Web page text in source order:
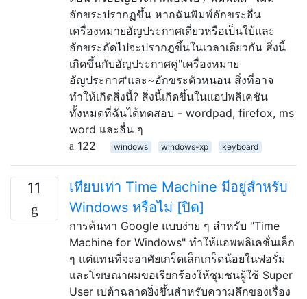
อักขระปรากฏขึ้น หากฉันพิมพ์อักขระอื่น
เครื่องหมายอัญประกาศเดี่ยวหรือเป็นใบ้และ
อักขระถัดไปจะปรากฏขึ้นในเวลาเดียวกัน สิ่งนี้
เกิดขึ้นกับอัญประกาศคู่"เครื่องหมาย
อัญประกาศ'และ~อักขระตัวหนอน สิ่งที่อาจ
ทำให้เกิดสิ่งนี้? สิ่งนี้เกิดขึ้นในแอปพลิเคชัน
ทั้งหมดที่ฉันได้ทดสอบ - wordpad, firefox, ms
word และอื่น ๆ
122
windows windows-xp keyboard
11
เทียบเท่า Time Machine มีอยู่สำหรับ
Windows หรือไม่ [ปิด]
การค้นหา Google แบบง่าย ๆ สำหรับ "Time
Machine for Windows" ทำให้แอพพลิเคชั่นเล็ก
ๆ แต่แทนที่จะอาศัยเกร็ดเล็กเกร็ดน้อยในฟอรั่ม
และโฆษณาผมขอเรียกร้องให้ชุมชนผู้ใช้ Super
User เบต้าฉลาดยิ่งขึ้นสำหรับความลึกของเรื่อง